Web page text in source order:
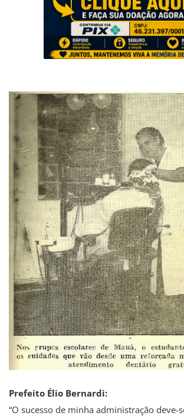
Doe
Vídeos
Contribua
História da Família
Entrar
Registrar
Portuguese
Prefeito Élio Bernardi:
“O sucesso de minha administração deve-